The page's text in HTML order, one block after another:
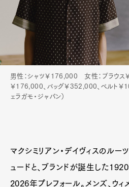
男性：シャツ￥176,000 女性：ブラウス
￥176,000、バッグ￥352,000、ベルト￥
ェラガモ・ジャパン）
マクシミリアン・デイヴィスのルー
ュードと、ブランドが誕生した
2026年プレフォール。メンズ、ウ